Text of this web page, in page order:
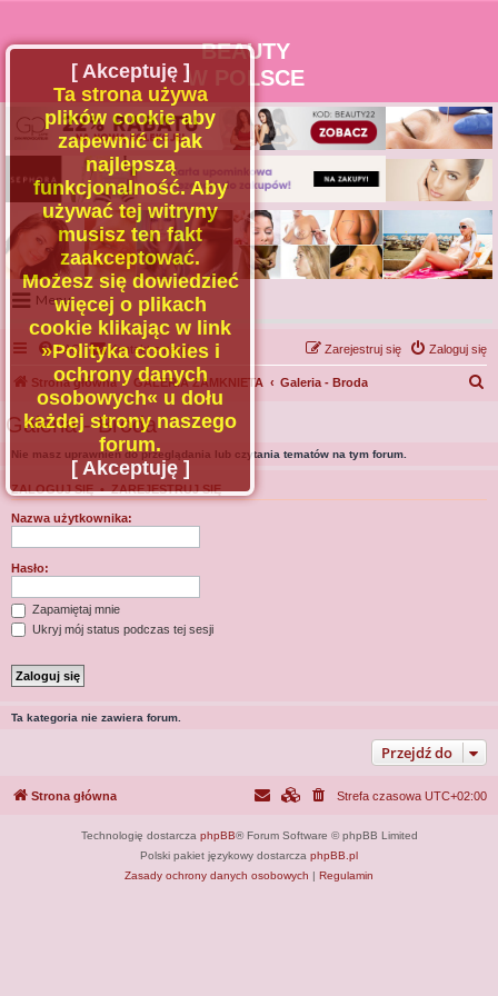
BEAUTY
W POLSCE
Menu
Portal
Facebook
Regulamin
Zapytaj administratora
Kontakt
FAQ Kontakt z nami Zaloguj się
Zarejestruj się
Strona główna GALERIA ZAMKNIETA Galeria - Broda
Galeria - Broda
Nie masz uprawnień do przeglądania lub czytania tematów na tym forum.
ZALOGUJ SIĘ•ZAREJESTRUJ SIĘ
Nazwa użytkownika:
Hasło:
Zapamiętaj mnie
Ukryj mój status podczas tej sesji
Ta kategoria nie zawiera forum.
Przejdź do
[ Akceptuję ]
Ta strona używa
plików cookie aby
zapewnić ci jak
najlepszą
funkcjonalność. Aby
używać tej witryny
musisz ten fakt
zaakceptować.
Możesz się dowiedzieć
więcej o plikach
cookie klikając w link
»Polityka cookies i
ochrony danych
osobowych« u dołu
każdej strony naszego
forum.
[ Akceptuję ]
Strona główna Strefa czasowa UTC+02:00
Technologię dostarcza phpBB® Forum Software © phpBB Limited
Polski pakiet językowy dostarcza phpBB.pl
Zasady ochrony danych osobowych | Regulamin